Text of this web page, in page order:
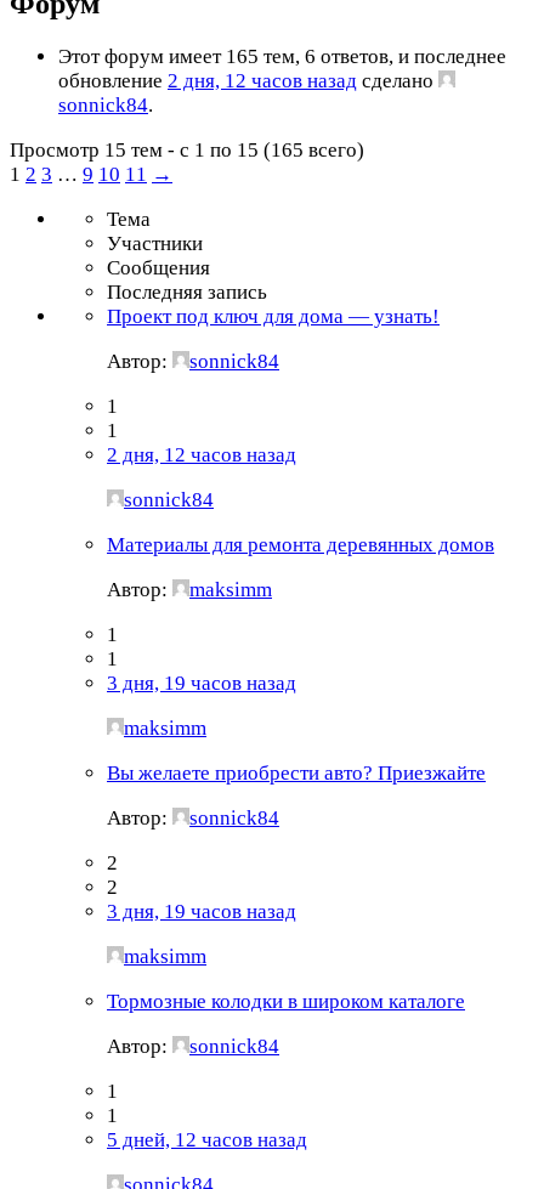
Этот форум имеет 165 тем, 6 ответов, и последнее
обновление 2 дня, 12 часов назад сделано
sonnick84.
Просмотр 15 тем - с 1 по 15 (165 всего)
1 2 3 … 9 10 11 →
Тема
Участники
Сообщения
Последняя запись
Проект под ключ для дома — узнать!
Автор:
sonnick84
1
1
2 дня, 12 часов назад
sonnick84
Материалы для ремонта деревянных домов
Автор:
maksimm
1
1
3 дня, 19 часов назад
maksimm
Вы желаете приобрести авто? Приезжайте
Автор:
sonnick84
2
2
3 дня, 19 часов назад
maksimm
Тормозные колодки в широком каталоге
Автор:
sonnick84
1
1
5 дней, 12 часов назад